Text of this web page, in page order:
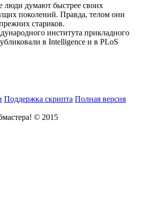
думают быстрее своих
поколений. Правда, телом они
стариков.
института прикладного
в Intelligence и в PLoS
Поддержка скрипта Полная версия
© 2015